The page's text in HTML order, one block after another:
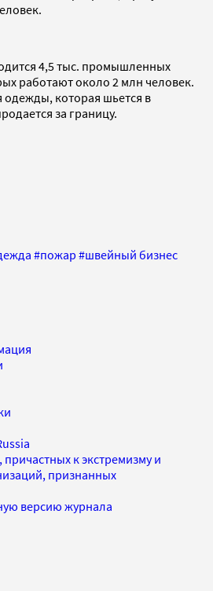
4,5 тыс. промышленных
работают около 2 млн человек.
одежды, которая шьется в
за границу.
#пожар #швейный бизнес
к экстремизму и
признанных
версию журнала